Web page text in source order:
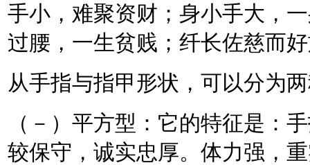
手小，难聚资财；身小手大，
过腰，一生贫贱；纤长佐慈而
从手指与指甲形状，可以分为
（－）平方型：它的特征是：
较保守，诚实忠厚。体力强，